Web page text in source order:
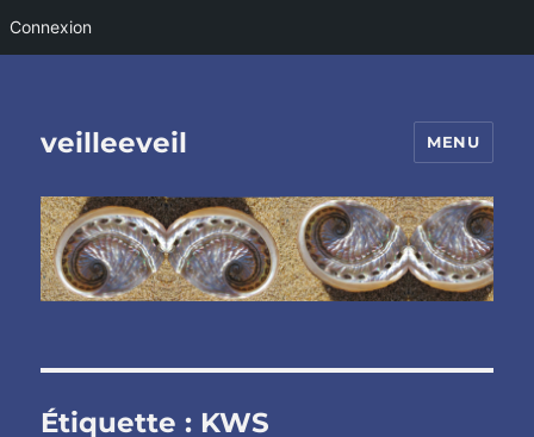
Connexion
veilleeveil MENU
Étiquette : KWS